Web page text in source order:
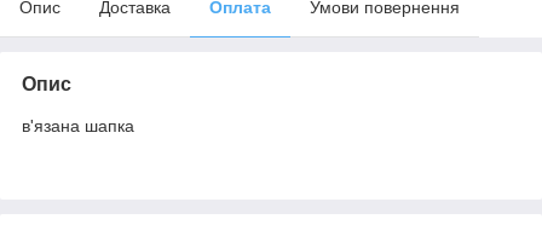
Опис Доставка Оплата Умови повернення
Опис
в'язана шапка